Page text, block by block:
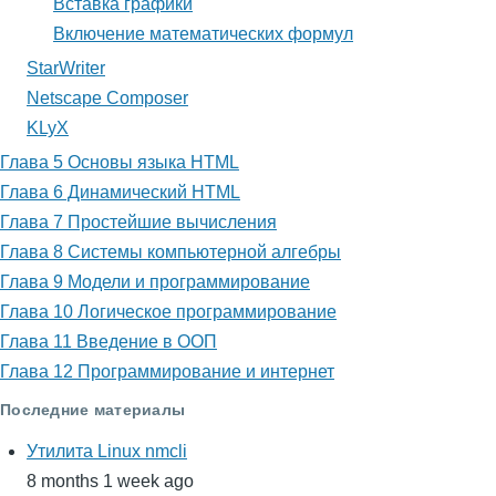
Вставка графики
Включение математических формул
StarWriter
Netscape Composer
KLyX
Глава 5 Основы языка HTML
Глава 6 Динамический HTML
Глава 7 Простейшие вычисления
Глава 8 Системы компьютерной алгебры
Глава 9 Модели и программирование
Глава 10 Логическое программирование
Глава 11 Введение в ООП
Глава 12 Программирование и интернет
Последние материалы
Утилита Linux nmcli
8 months 1 week ago